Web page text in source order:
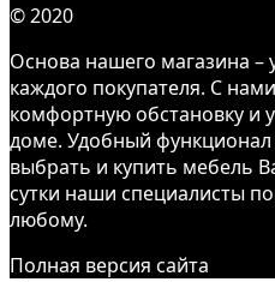
© 2020
Основа нашего магазина –
каждого покупателя. С
комфортную обстановку и
доме. Удобный функционал
выбрать и купить мебель
сутки наши специалисты
любому.
Полная версия сайта